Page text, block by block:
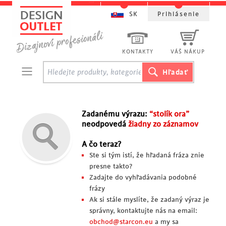
Zadanému výrazu: “stolík ora”
neodpovedá žiadny zo záznamov
A čo teraz?
Ste si tým istí, že hľadaná fráza znie
presne takto?
Zadajte do vyhľadávania podobné
frázy
Ak si stále myslíte, že zadaný výraz je
správny, kontaktujte nás na email:
obchod@starcon.eu a my sa
KONTAKTY VÁŠ NÁKUP
SK Prihlásenie